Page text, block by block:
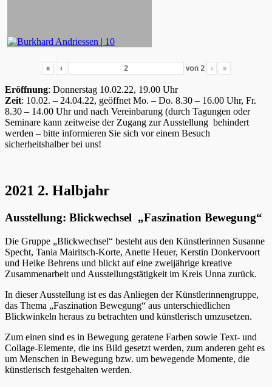
« ‹ von 2 › »
Eröffnung: Donnerstag 10.02.22, 19.00 Uhr
Zeit: 10.02. – 24.04.22, geöffnet Mo. – Do. 8.30 – 16.00 Uhr, Fr.
8.30 – 14.00 Uhr und nach Vereinbarung (durch Tagungen oder
Seminare kann zeitweise der Zugang zur Ausstellung behindert
werden – bitte informieren Sie sich vor einem Besuch
sicherheitshalber bei uns!
2021 2. Halbjahr
Ausstellung: Blickwechsel „Faszination Bewegung“
Die Gruppe „Blickwechsel“ besteht aus den Künstlerinnen Susanne
Specht, Tania Mairitsch-Korte, Anette Heuer, Kerstin Donkervoort
und Heike Behrens und blickt auf eine zweijährige kreative
Zusammenarbeit und Ausstellungstätigkeit im Kreis Unna zurück.
In dieser Ausstellung ist es das Anliegen der Künstlerinnengruppe,
das Thema „Faszination Bewegung“ aus unterschiedlichen
Blickwinkeln heraus zu betrachten und künstlerisch umzusetzen.
Zum einen sind es in Bewegung geratene Farben sowie Text- und
Collage-Elemente, die ins Bild gesetzt werden, zum anderen geht es
um Menschen in Bewegung bzw. um bewegende Momente, die
künstlerisch festgehalten werden.